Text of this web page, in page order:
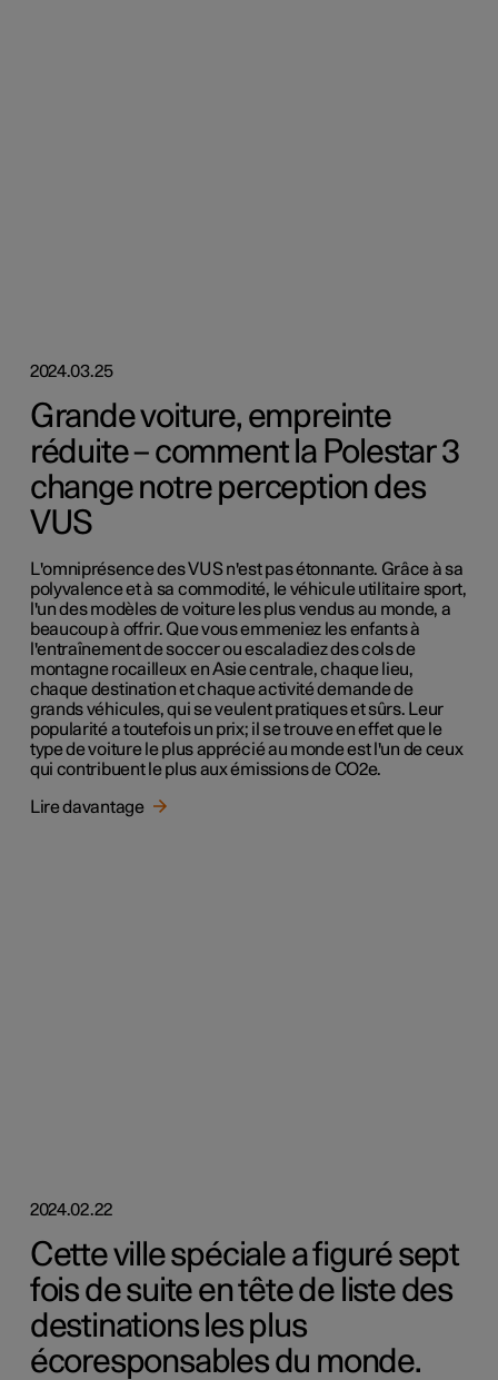
2024.03.25
Grande voiture, empreinte
réduite – comment la Polestar 3
change notre perception des
VUS
L'omniprésence des VUS n'est pas étonnante. Grâce à sa
polyvalence et à sa commodité, le véhicule utilitaire sport,
l'un des modèles de voiture les plus vendus au monde, a
beaucoup à offrir. Que vous emmeniez les enfants à
l'entraînement de soccer ou escaladiez des cols de
montagne rocailleux en Asie centrale, chaque lieu,
chaque destination et chaque activité demande de
grands véhicules, qui se veulent pratiques et sûrs. Leur
popularité a toutefois un prix; il se trouve en effet que le
type de voiture le plus apprécié au monde est l'un de ceux
qui contribuent le plus aux émissions de CO2e.
Lire davantage
2024.02.22
Cette ville spéciale a figuré sept
fois de suite en tête de liste des
destinations les plus
écoresponsables du monde.